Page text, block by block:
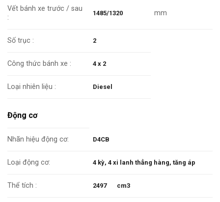
Vết bánh xe trước / sau
:
1485/1320 mm
Số trục : 2
Công thức bánh xe : 4 x 2
Loại nhiên liệu : Diesel
Động cơ
Nhãn hiệu động cơ: D4CB
Loại động cơ: 4 kỳ, 4 xi lanh thẳng hàng, tăng áp
Thể tích : 2497 cm3